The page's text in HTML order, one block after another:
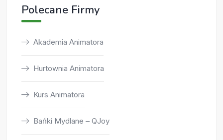
Polecane Firmy
Akademia Animatora
Hurtownia Animatora
Kurs Animatora
Bańki Mydlane – QJoy